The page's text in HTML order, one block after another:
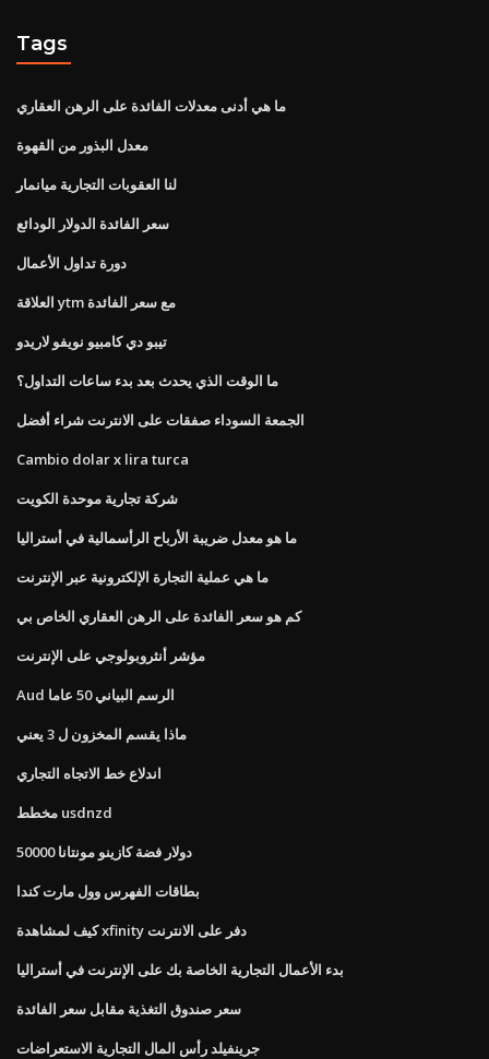
Tags
ما هي أدنى معدلات الفائدة على الرهن العقاري
معدل البذور من القهوة
لنا العقوبات التجارية ميانمار
سعر الفائدة الدولار الودائع
دورة تداول الأعمال
العلاقة ytm مع سعر الفائدة
تيبو دي كامبيو نويفو لاريدو
ما الوقت الذي يحدث بعد بدء ساعات التداول؟
الجمعة السوداء صفقات على الانترنت شراء أفضل
Cambio dolar x lira turca
شركة تجارية موحدة الكويت
ما هو معدل ضريبة الأرباح الرأسمالية في أستراليا
ما هي عملية التجارة الإلكترونية عبر الإنترنت
كم هو سعر الفائدة على الرهن العقاري الخاص بي
مؤشر أنثروبولوجي على الإنترنت
Aud الرسم البياني 50 عاما
ماذا يقسم المخزون ل 3 يعني
اندلاع خط الاتجاه التجاري
مخطط usdnzd
50000 دولار فضة كازينو مونتانا
بطاقات الفهرس وول مارت كندا
كيف لمشاهدة xfinity دفر على الانترنت
بدء الأعمال التجارية الخاصة بك على الإنترنت في أستراليا
سعر صندوق التغذية مقابل سعر الفائدة
جرينفيلد رأس المال التجارية الاستعراضات